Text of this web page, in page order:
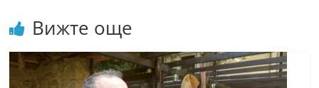
Вижте още